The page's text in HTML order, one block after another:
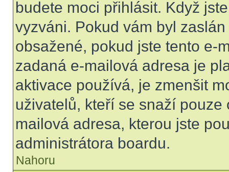
budete moci přihlásit. Když
vyzváni. Pokud vám byl
obsažené, pokud jste tento e-
zadaná e-mailová adresa je
aktivace používá, je zmenšit
uživatelů, kteří se snaží
mailová adresa, kterou jste
administrátora boardu.
Nahoru